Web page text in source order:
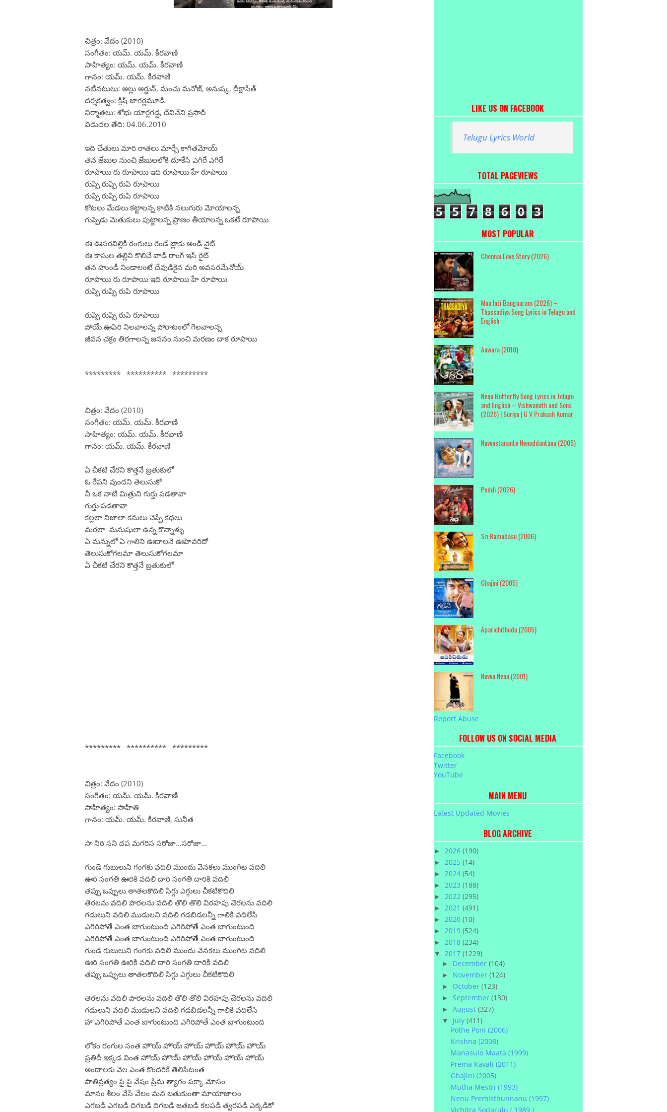
చిత్రం: వేదం (2010)
సంగీతం: యమ్. యమ్. కీరవాణి
సాహిత్యం: యమ్. యమ్. కీరవాణి
గానం: యమ్. యమ్. కీరవాణి
నటీనటులు: అల్లు అర్జున్, మంచు మనోజ్, అనుష్క, దీక్షాసేత్
దర్శకత్వం: క్రిష్ జాగర్లమూడి
నిర్మాతలు: శోభు యార్లగడ్డ, దేవినేని ప్రసాద్
విడుదల తేది: 04.06.2010
ఇది చేతులు మారి రాతలు మార్చే కాగితమోయ్
తన జేబుల నుంచి జేబులలోకి దూకేసి ఎగిరే ఎగిరే
రూపాయి రు రూపాయి ఇది రూపాయి హే రూపాయి
రుప్పి రుప్పి రుపి రూపాయి
రుప్పి రుప్పి రుపి రూపాయి
కోటలు మేడలు కట్టాలన్న కాటికి నలుగురు మోయాలన్న
గుప్పెడు మెతుకులు పుట్టాలన్న ప్రాణం తీయాలన్న ఒకటే రూపాయి
ఈ ఊసరవిల్లికి రంగులు రెండే బ్లాకు అండ్ వైట్
ఈ కాసుల తల్లిని కొలిచే వాడి రాంగ్ ఇస్ రైట్
తన హుండీ నిండాలంటే దేవుడికైన మరి అవసరమేనోయ్
రూపాయి రు రూపాయి ఇది రూపాయి హే రూపాయి
రుప్పి రుప్పి రుపి రూపాయి
రుప్పి రుప్పి రుపి రూపాయి
పోయే ఊపిరి నిలవాలన్న పోరాటంలో గెలవాలన్న
జీవన చక్రం తిరగాలన్న జననం నుంచి మరణం దాక రూపాయి
********* ********** *********
చిత్రం: వేదం (2010)
సంగీతం: యమ్. యమ్. కీరవాణి
సాహిత్యం: యమ్. యమ్. కీరవాణి
గానం: యమ్. యమ్. కీరవాణి
ఏ చీకటి చేరని కొత్తనే బ్రతుకులో
ఓ రేపని వుందని తెలుసుకో
నీ ఒక నాటి మిత్రుని గుర్తు పడతావా
గుర్తు పడతావా
కల్లలా నిజాలా కనులు చెప్పే కథలు
మరలా మనుషులా ఉన్న కొన్నాళ్ళు
ఏ మన్నులో ఏ గాలిని ఊదాలనె ఊహెవరిదో
తెలుసుకోగలమా తెలుసుకోగలమా
ఏ చీకటి చేరని కొత్తనే బ్రతుకులో
********* ********** *********
చిత్రం: వేదం (2010)
సంగీతం: యమ్. యమ్. కీరవాణి
సాహిత్యం: సాహితి
గానం: యమ్. యమ్. కీరవాణి, సునీత
సా నిరి సని దప మగరిస సరోజా...సరోజా...
గుండె గుబులుని గంగకు వదిలి ముందు వెనకలు ముంగిట వదిలి
ఊరి సంగతి ఊరికి వదిలి దారి సంగతి దారికి వదిలి
తప్పు ఒప్పులు తాతలకొదిలి సిగ్గు ఎగ్గులు చీకటికొదిలి
తెరలను వదిలి పొరలను వదిలి తొలి తొలి విరహపు చెరలను వదిలి
గడులుని వదిలి ముడులని వదిలి గడబిడలన్నీ గాలికి వదిలేసి
ఎగిరిపోతే ఎంత బాగుంటుంది ఎగిరిపోతే ఎంత బాగుంటుంది
ఎగిరిపోతే ఎంత బాగుంటుంది ఎగిరిపోతే ఎంత బాగుంటుంది
గుండె గుబులుని గంగకు వదిలి ముందు వెనకలు ముంగిట వదిలి
ఊరి సంగతి ఊరికి వదిలి దారి సంగతి దారికి వదిలి
తప్పు ఒప్పులు తాతలకొదిలి సిగ్గు ఎగ్గులు చీకటికొదిలి
తెరలను వదిలి పొరలను వదిలి తొలి తొలి విరహపు చెరలను వదిలి
గడులుని వదిలి ముడులని వదిలి గడబిడలన్నీ గాలికి వదిలేసి
హా ఎగిరిపోతే ఎంత బాగుంటుంది ఎగిరిపోతే ఎంత బాగుంటుంది
లోకం రంగుల సంత హొయ్ హొయ్ హొయ్ హొయ్ హొయ్ హొయ్
ప్రతిదీ ఇక్కడ వింత హొయ్ హొయ్ హొయ్ హొయ్ హొయ్ హొయ్
అందాలకు వెల ఎంత కొందరికే తెలిసేటంత
పాతివ్రత్యం పై పై వేషం ప్రేమ త్యాగం పక్కా మోసం
మానం శీలం వేసే వేలం మన బతుకుంతా మాయాజాలం
ఎగబడి ఎగబడి దిగబడి దిగబడి జతబడి కలపడి త్వరపడి ఎక్కడికో
LIKE US ON FACEBOOK
Telugu Lyrics World
TOTAL PAGEVIEWS
5 5 7 8 6 0 3
MOST POPULAR
Chennai Love Story (2026)
Maa Inti Bangaaram (2026) –
Thassadiya Song Lyrics in Telugu and
English
Aawara (2010)
Neno Butterfly Song Lyrics in Telugu
and English – Vishwanath and Sons
(2026) | Suriya | G V Prakash Kumar
Nuvvostanante Nenoddantana (2005)
Peddi (2026)
Sri Ramadasu (2006)
Ghajini (2005)
Aparichithudu (2005)
Nuvvu Nenu (2001)
Report Abuse
FOLLOW US ON SOCIAL MEDIA
Facebook
Twitter
YouTube
MAIN MENU
Latest Updated Movies
BLOG ARCHIVE
► 2026 (190)
► 2025 (14)
► 2024 (54)
► 2023 (188)
► 2022 (295)
► 2021 (491)
► 2020 (10)
► 2019 (524)
► 2018 (234)
▼ 2017 (1229)
► December(104)
► November(124)
► October(123)
► September(130)
►August(327)
▼ July(411)
Pothe Poni (2006)
Krishna (2008)
Manasulo Maata (1999)
Prema Kavali (2011)
Ghajini (2005)
Mutha Mestri (1993)
Nenu Premisthunnanu (1997)
Vichitra Sodarulu ( 1989 )